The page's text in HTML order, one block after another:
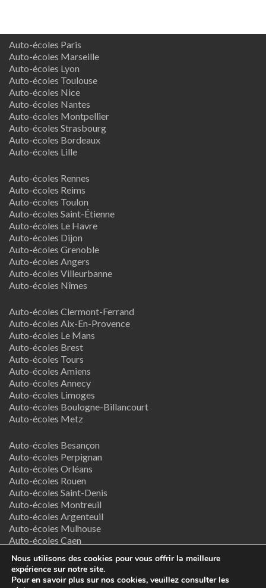
Auto-écoles Paris
Auto-écoles Marseille
Auto-écoles Lyon
Auto-écoles Toulouse
Auto-écoles Nice
Auto-écoles Nantes
Auto-écoles Montpellier
Auto-écoles Strasbourg
Auto-écoles Bordeaux
Auto-écoles Lille
Auto-écoles Rennes
Auto-écoles Reims
Auto-écoles Toulon
Auto-écoles Saint-Étienne
Auto-écoles Le Havre
Auto-écoles Dijon
Auto-écoles Grenoble
Auto-écoles Angers
Auto-écoles Villeurbanne
Auto-écoles Nîmes
Auto-écoles Clermont-Ferrand
Auto-écoles Aix-En-Provence
Auto-écoles Le Mans
Auto-écoles Brest
Auto-écoles Tours
Auto-écoles Amiens
Auto-écoles Annecy
Auto-écoles Limoges
Auto-écoles Boulogne-Billancourt
Auto-écoles Metz
Auto-écoles Besançon
Auto-écoles Perpignan
Auto-écoles Orléans
Auto-écoles Rouen
Auto-écoles Saint-Denis
Auto-écoles Montreuil
Auto-écoles Argenteuil
Auto-écoles Mulhouse
Auto-écoles Caen
Termes & Conditions
Nous utilisons des cookies pour vous offrir la meilleure
expérience sur notre site.
Pour en savoir plus sur nos cookies, veuillez consulter les